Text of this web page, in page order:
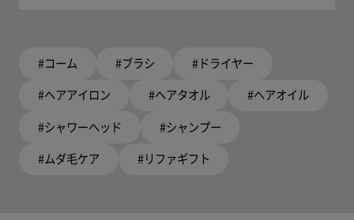
#コーム #ブラシ #ドライヤー
#ヘアアイロン #ヘアタオル #ヘアオイル
#シャワーヘッド #シャンプー
#ムダ毛ケア #リファギフト